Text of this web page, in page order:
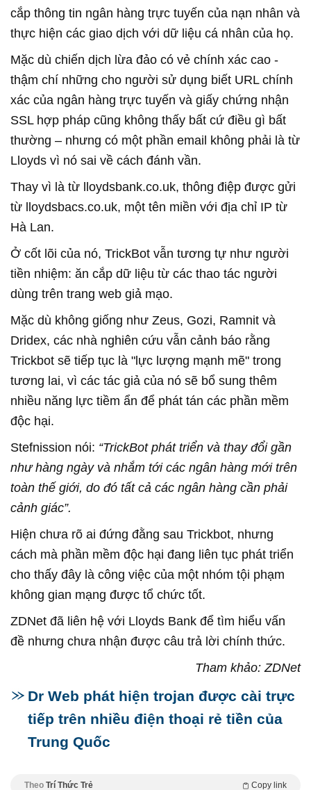
cắp thông tin ngân hàng trực tuyến của nạn nhân và
thực hiện các giao dịch với dữ liệu cá nhân của họ.
Mặc dù chiến dịch lừa đảo có vẻ chính xác cao -
thậm chí những cho người sử dụng biết URL chính
xác của ngân hàng trực tuyến và giấy chứng nhận
SSL hợp pháp cũng không thấy bất cứ điều gì bất
thường – nhưng có một phần email không phải là từ
Lloyds vì nó sai về cách đánh vần.
Thay vì là từ lloydsbank.co.uk, thông điệp được gửi
từ lloydsbacs.co.uk, một tên miền với địa chỉ IP từ
Hà Lan.
Ở cốt lõi của nó, TrickBot vẫn tương tự như người
tiền nhiệm: ăn cắp dữ liệu từ các thao tác người
dùng trên trang web giả mạo.
Mặc dù không giống như Zeus, Gozi, Ramnit và
Dridex, các nhà nghiên cứu vẫn cảnh báo rằng
Trickbot sẽ tiếp tục là "lực lượng mạnh mẽ" trong
tương lai, vì các tác giả của nó sẽ bổ sung thêm
nhiều năng lực tiềm ẩn để phát tán các phần mềm
độc hại.
Stefnission nói: “TrickBot phát triển và thay đổi gần
như hàng ngày và nhắm tới các ngân hàng mới trên
toàn thế giới, do đó tất cả các ngân hàng cần phải
cảnh giác”.
Hiện chưa rõ ai đứng đằng sau Trickbot, nhưng
cách mà phần mềm độc hại đang liên tục phát triển
cho thấy đây là công việc của một nhóm tội phạm
không gian mạng được tổ chức tốt.
ZDNet đã liên hệ với Lloyds Bank để tìm hiểu vấn
đề nhưng chưa nhận được câu trả lời chính thức.
Tham khảo: ZDNet
Dr Web phát hiện trojan được cài trực
tiếp trên nhiều điện thoại rẻ tiền của
Trung Quốc
Theo Trí Thức Trẻ Copy link